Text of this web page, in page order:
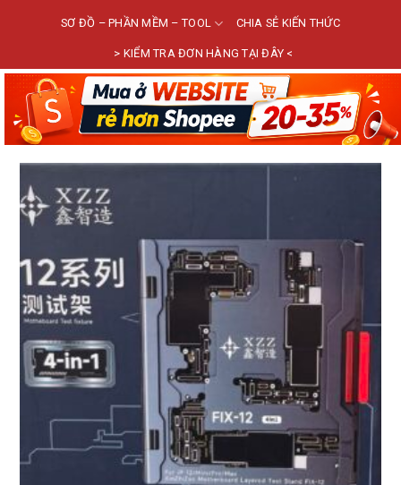
SƠ ĐỒ – PHẦN MỀM – TOOL CHIA SẺ KIẾN THỨC
> KIỂM TRA ĐƠN HÀNG TẠI ĐÂY <